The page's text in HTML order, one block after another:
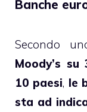
Banche
Secondo
Moody’s
10 paesi, le
sta ad